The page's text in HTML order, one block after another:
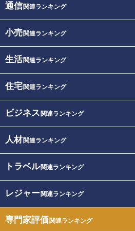
通信関連ランキング
小売関連ランキング
生活関連ランキング
住宅関連ランキング
ビジネス 関連ランキング
人材関連ランキング
トラベル関連ランキング
レジャー関連ランキング
専門家評価関連ランキング